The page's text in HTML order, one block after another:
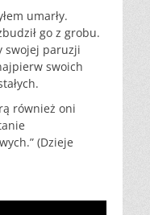
umarły.
go z grobu.
swojej paruzji
swoich
również oni
(Dzieje